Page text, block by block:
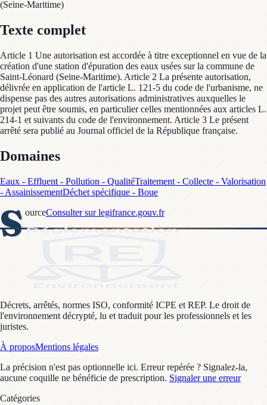
(Seine-Maritime)
Texte complet
Article 1 Une autorisation est accordée à titre exceptionnel en vue de la
création d'une station d'épuration des eaux usées sur la commune de
Saint-Léonard (Seine-Maritime). Article 2 La présente autorisation,
délivrée en application de l'article L. 121-5 du code de l'urbanisme, ne
dispense pas des autres autorisations administratives auxquelles le
projet peut être soumis, en particulier celles mentionnées aux articles L.
214-1 et suivants du code de l'environnement. Article 3 Le présent
arrêté sera publié au Journal officiel de la République française.
Domaines
Eaux - Effluent - Pollution - QualitéTraitement - Collecte - Valorisation
- AssainissementDéchet spécifique - Boue
S ourceConsulter sur legifrance.gouv.fr
Décrets, arrêtés, normes ISO, conformité ICPE et REP. Le droit de
l'environnement décrypté, lu et traduit pour les professionnels et les
juristes.
À proposMentions légales
La précision n'est pas optionnelle ici. Erreur repérée ? Signalez-la,
aucune coquille ne bénéficie de prescription. Signaler une erreur
Catégories